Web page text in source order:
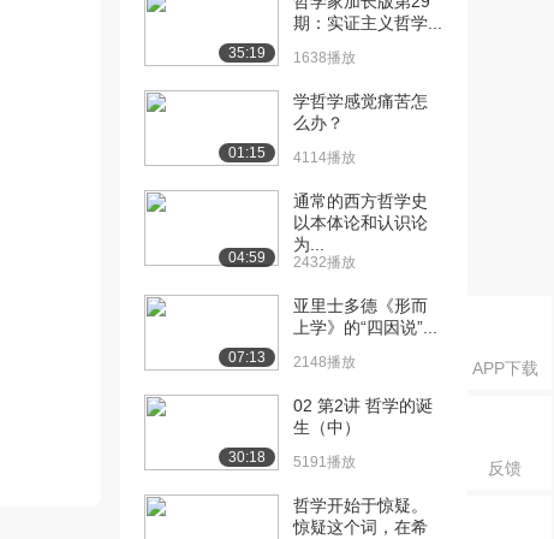
APP下载
反馈
35:19
期：实证主义哲学...
1638播放
01:15
学哲学感觉痛苦怎
么办？
4114播放
04:59
通常的西方哲学史
以本体论和认识论
为...
2432播放
07:13
亚里士多德《形而
上学》的“四因说”...
2148播放
30:18
02 第2讲 哲学的诞
生（中）
5191播放
哲学开始于惊疑。
惊疑这个词，在希